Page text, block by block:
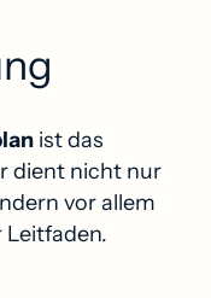
ist das
dient nicht nur
vor allem
Leitfaden.